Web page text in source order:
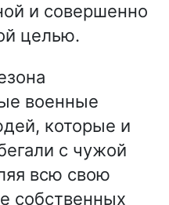
и совершенно
целью.
военные
которые и
с чужой
всю свою
собственных